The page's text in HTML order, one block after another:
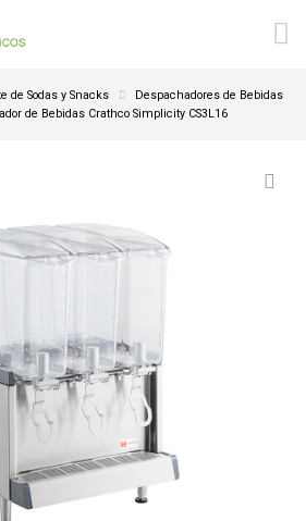
de Sodas y Snacks
Despachadores de Bebidas
de Bebidas Crathco Simplicity CS3L16